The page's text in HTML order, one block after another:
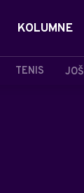
TENIS JOŠ
KOLUMNE